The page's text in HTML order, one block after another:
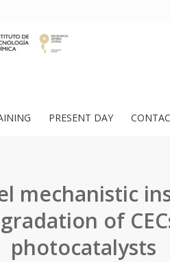
PRESENT DAY
mechanistic
of
photocatalysts